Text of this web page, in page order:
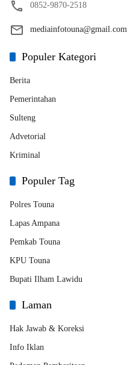
0852-9870-2518
mediainfotouna@gmail.com
Populer Kategori
Berita
Pemerintahan
Sulteng
Advetorial
Kriminal
Populer Tag
Polres Touna
Lapas Ampana
Pemkab Touna
KPU Touna
Bupati Ilham Lawidu
Laman
Hak Jawab & Koreksi
Info Iklan